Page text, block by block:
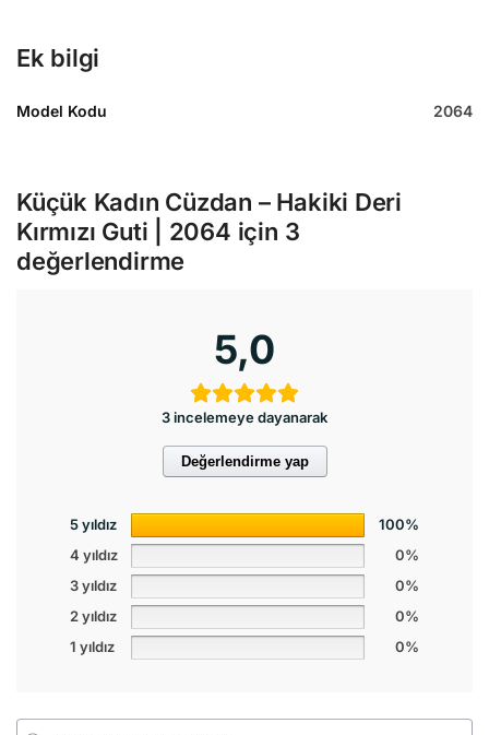
Ek bilgi
Model Kodu 2064
Küçük Kadın Cüzdan – Hakiki Deri
Kırmızı Guti | 2064 için 3
değerlendirme
5,0
3 incelemeye dayanarak
Değerlendirme yap
5 yıldız
100%
4 yıldız
0%
3 yıldız
0%
2 yıldız
0%
1 yıldız
0%